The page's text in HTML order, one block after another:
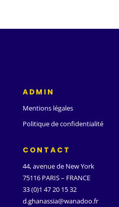
ADMIN
Mentions légales
Politique de confidentialité
CONTACT
44, avenue de New York
75116 PARIS – FRANCE
33 (0)1 47 20 15 32
d.ghanassia@wanadoo.fr